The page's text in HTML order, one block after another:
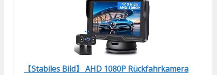
【Stabiles Bild】 AHD 1080P Rückfahrkamera